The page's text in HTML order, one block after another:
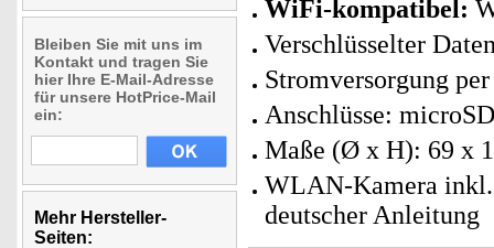
Bleiben Sie mit uns im
Kontakt und tragen Sie
hier Ihre E-Mail-Adresse
für unsere HotPrice-Mail
ein:
Mehr Hersteller-
Seiten:
WiFi-kompatibel:
Verschlüsselter
Stromversorgung
Anschlüsse:
Maße (Ø x H): 69 x
WLAN-Kamera inkl.
deutscher Anleitung